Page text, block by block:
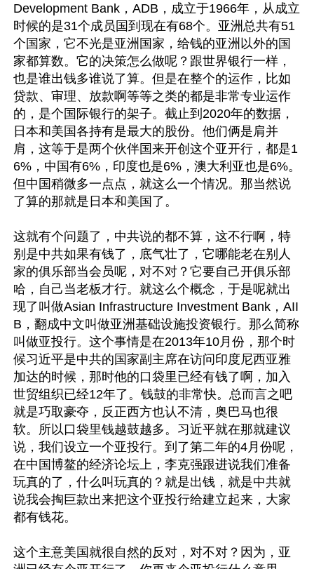
Development Bank，ADB，成立于1966年，从成立
时候的是31个成员国到现在有68个。亚洲总共有51
个国家，它不光是亚洲国家，给钱的亚洲以外的国
家都算数。它的决策怎么做呢？跟世界银行一样，
也是谁出钱多谁说了算。但是在整个的运作，比如
贷款、审理、放款啊等等之类的都是非常专业运作
的，是个国际银行的架子。截止到2020年的数据，
日本和美国各持有是最大的股份。他们俩是肩并
肩，这等于是两个伙伴国来开创这个亚开行，都是1
6%，中国有6%，印度也是6%，澳大利亚也是6%。
但中国稍微多一点点，就这么一个情况。那当然说
了算的那就是日本和美国了。
这就有个问题了，中共说的都不算，这不行啊，特
别是中共如果有钱了，底气壮了，它哪能老在别人
家的俱乐部当会员呢，对不对？它要自己开俱乐部
哈，自己当老板才行。就这么个概念，于是呢就出
现了叫做Asian Infrastructure Investment Bank，AII
B，翻成中文叫做亚洲基础设施投资银行。那么简称
叫做亚投行。这个事情是在2013年10月份，那个时
候习近平是中共的国家副主席在访问印度尼西亚雅
加达的时候，那时他的口袋里已经有钱了啊，加入
世贸组织已经12年了。钱鼓的非常快。总而言之吧
就是巧取豪夺，反正西方也认不清，奥巴马也很
软。所以口袋里钱越鼓越多。习近平就在那就建议
说，我们设立一个亚投行。到了第二年的4月份呢，
在中国博鳌的经济论坛上，李克强跟进说我们准备
玩真的了，什么叫玩真的？就是出钱，就是中共就
说我会掏巨款出来把这个亚投行给建立起来，大家
都有钱花。
这个主意美国就很自然的反对，对不对？因为，亚